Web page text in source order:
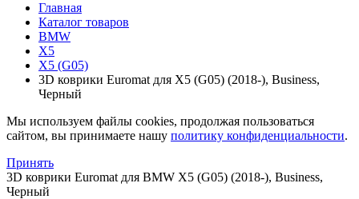
Главная
Каталог товаров
BMW
X5
X5 (G05)
3D коврики Euromat для X5 (G05) (2018-), Business,
Черный
Мы используем файлы cookies, продолжая пользоваться
сайтом, вы принимаете нашу политику конфиденциальности.
Принять
3D коврики Euromat для BMW X5 (G05) (2018-), Business,
Черный